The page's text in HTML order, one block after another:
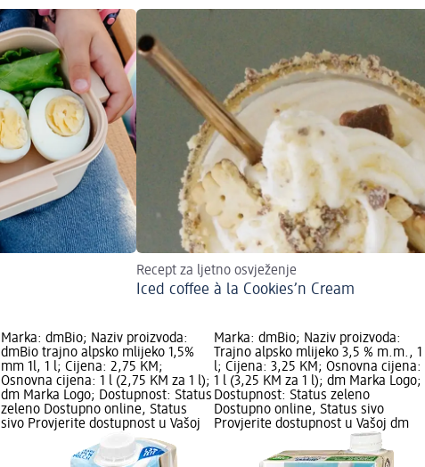
Recept za ljetno osvježenje
Iced coffee à la Cookies’n Cream
Marka: dmBio; Naziv proizvoda:
dmBio trajno alpsko mlijeko 1,5%
mm 1l, 1 l; Cijena: 2,75 KM;
Osnovna cijena: 1 l (2,75 KM za 1 l);
dm Marka Logo; Dostupnost: Status
zeleno Dostupno online, Status
sivo Provjerite dostupnost u Vašoj
Marka: dmBio; Naziv proizvoda:
Trajno alpsko mlijeko 3,5 % m.m., 1
l; Cijena: 3,25 KM; Osnovna cijena:
1 l (3,25 KM za 1 l); dm Marka Logo;
Dostupnost: Status zeleno
Dostupno online, Status sivo
Provjerite dostupnost u Vašoj dm